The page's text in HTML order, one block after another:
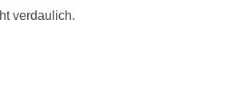
verdaulich.